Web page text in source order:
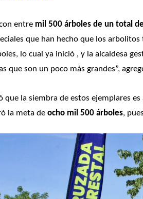
entre mil 500 árboles de un total
que han hecho que los
lo cual ya inició , y la alcaldesa
que son un poco más grandes”,
que la siembra de estos ejemplares
la meta de ocho mil 500 árboles,